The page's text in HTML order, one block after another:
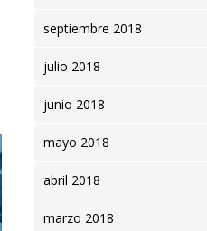
Transporte de mercancías
septiembre 2018
julio 2018
junio 2018
mayo 2018
abril 2018
marzo 2018